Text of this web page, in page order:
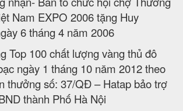
Nam EXPO 2006 tặng Huy
6 tháng 4 năm 2006
100 chất lượng vàng thủ đô
ngày 1 tháng 10 năm 2012 theo
thưởng số: 37/QĐ – Hatap bảo trợ
thành Phố Hà Nội